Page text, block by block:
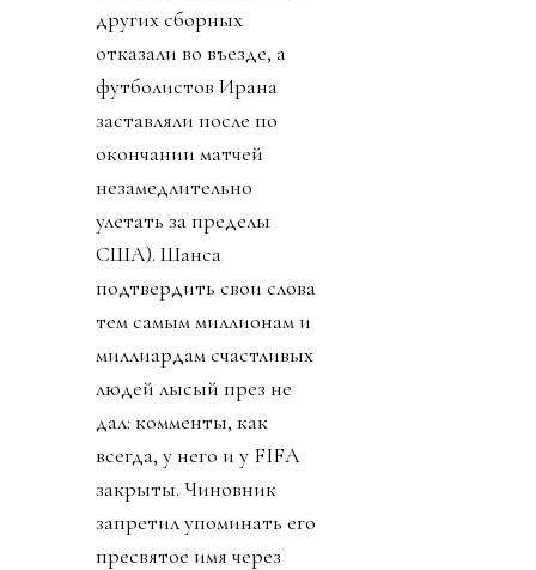
других сборных
отказали во въезде, а
футболистов Ирана
заставляли после по
окончании матчей
незамедлительно
улетать за пределы
США). Шанса
подтвердить свои слова
тем самым миллионам и
миллиардам счастливых
людей лысый през не
дал: комменты, как
всегда, у него и у FIFA
закрыты. Чиновник
запретил упоминать его
пресвятое имя через